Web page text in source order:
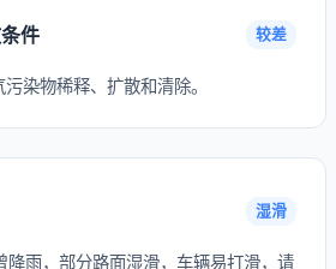
件 较差
染物稀释、扩散和清除。
湿滑
降雨，部分路面湿滑，车辆易打滑，请